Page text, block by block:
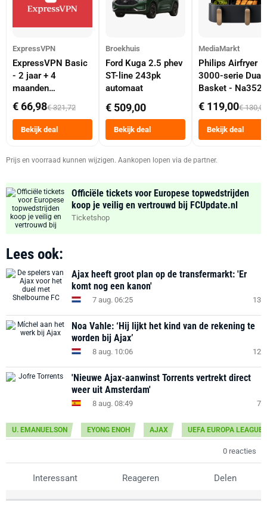
ExpressVPN
ExpressVPN Basic
- 2 jaar + 4
maanden
abonnement
€ 66,98€ 321,72
Bekijk deal
Broekhuis
Ford Kuga 2.5 phev
ST-line 243pk
automaat
€ 509,00
Bekijk deal
MediaMarkt
Philips Airfryer
3000-serie Dual
Basket -
Dubbele Mand 9
Tot 6 Personen
Heteluchtfriteuse
Zwart
€ 119,00€ 130,00
Bekijk deal
Prijs en voorraad kunnen wijzigen. Aankopen lopen via de partner.
Officiële tickets voor Europese topwedstrijden
koop je veilig en vertrouwd bij FCUpdate.nl
Ticketshop
Lees ook:
Ajax heeft groot plan op de transfermarkt: 'Er
komt nog een kanon'
7 aug. 06:25 13
Noa Vahle: ‘Hij lijkt het kind van de rekening te
worden bij Ajax’
8 aug. 10:06 12
'Nieuwe Ajax-aanwinst Torrents vertrekt direct
weer uit Amsterdam'
8 aug. 08:49 7
U. EMANUELSON EYONG ENOH AJAX UEFA EUROPA LEAGUE
0 reacties
Interessant Reageren Delen